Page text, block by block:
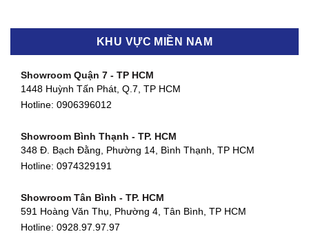
KHU VỰC MIỀN NAM
Showroom Quận 7 - TP HCM
1448 Huỳnh Tấn Phát, Q.7, TP HCM
Hotline: 0906396012
Showroom Bình Thạnh - TP. HCM
348 Đ. Bạch Đằng, Phường 14, Bình Thạnh, TP HCM
Hotline: 0974329191
Showroom Tân Bình - TP. HCM
591 Hoàng Văn Thụ, Phường 4, Tân Bình, TP HCM
Hotline: 0928.97.97.97